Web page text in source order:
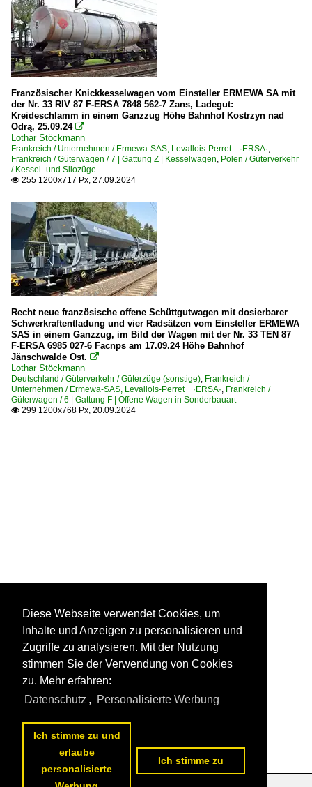
Französischer Knickkesselwagen vom Einsteller ERMEWA SA mit
der Nr. 33 RIV 87 F-ERSA 7848 562-7 Zans, Ladegut:
Kreideschlamm in einem Ganzzug Höhe Bahnhof Kostrzyn nad
Odrą, 25.09.24 
Lothar Stöckmann
Frankreich / Unternehmen / Ermewa-SAS, Levallois-Perret ·ERSA·,
Frankreich / Güterwagen / 7 | Gattung Z | Kesselwagen, Polen / Güterverkehr
/ Kessel- und Silozüge
 255 1200x717 Px, 27.09.2024
Recht neue französische offene Schüttgutwagen mit dosierbarer
Schwerkraftentladung und vier Radsätzen vom Einsteller ERMEWA
SAS in einem Ganzzug, im Bild der Wagen mit der Nr. 33 TEN 87
F-ERSA 6985 027-6 Facnps am 17.09.24 Höhe Bahnhof
Jänschwalde Ost. 
Lothar Stöckmann
Deutschland / Güterverkehr / Güterzüge (sonstige), Frankreich /
Unternehmen / Ermewa-SAS, Levallois-Perret ·ERSA·, Frankreich /
Güterwagen / 6 | Gattung F | Offene Wagen in Sonderbauart
 299 1200x768 Px, 20.09.2024
Diese Webseite verwendet Cookies, um
Inhalte und Anzeigen zu personalisieren und
Zugriffe zu analysieren. Mit der Nutzung
stimmen Sie der Verwendung von Cookies
zu. Mehr erfahren:
Datenschutz , Personalisierte Werbung
Ich stimme zu und
erlaube
personalisierte
Ich stimme zu